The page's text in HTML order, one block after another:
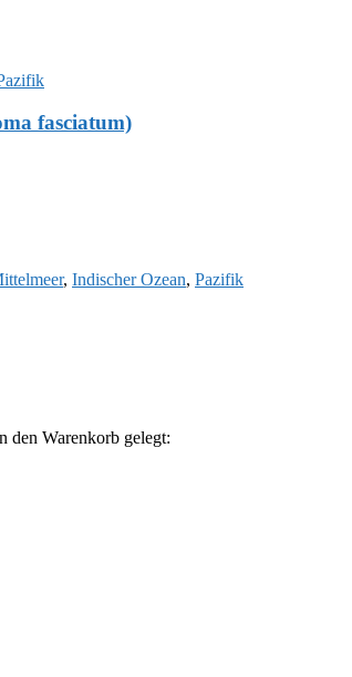
fasciatum)
, Indischer Ozean, Pazifik
den Warenkorb gelegt: